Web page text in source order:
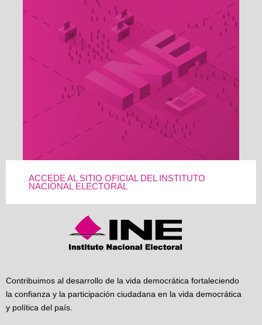
ACCEDE AL SITIO OFICIAL DEL INSTITUTO
NACIONAL ELECTORAL
Contribuimos al desarrollo de la vida democrática fortaleciendo
la confianza y la participación ciudadana en la vida democrática
y política del país.